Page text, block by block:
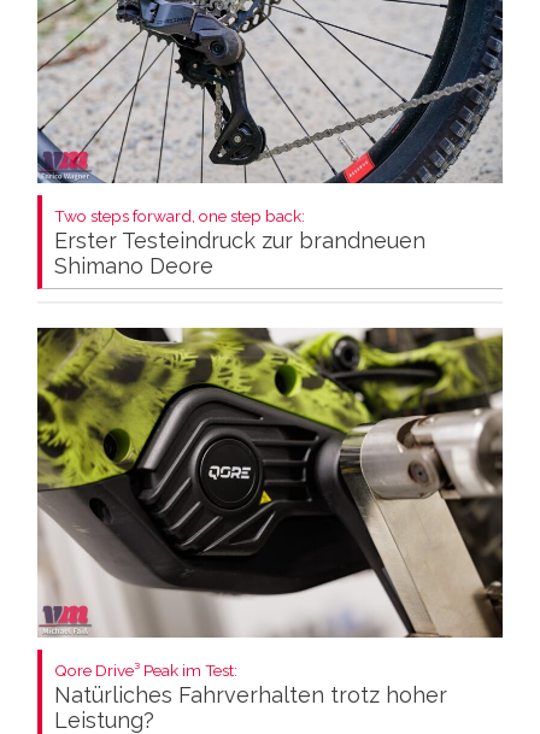
Two steps forward, one step back:
Erster Testeindruck zur brandneuen
Shimano Deore
Qore Drive³ Peak im Test:
Natürliches Fahrverhalten trotz hoher
Leistung?